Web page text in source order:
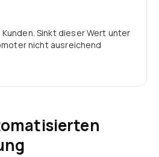
Sinkt dieser Wert unter
nicht ausreichend